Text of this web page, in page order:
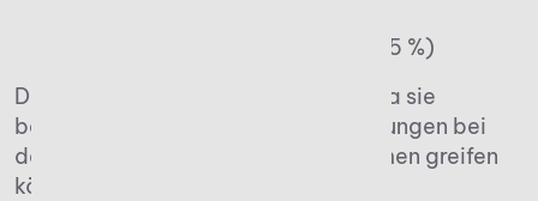
Kapitalgesellschaften (ab 25 %)
Die Abgrenzung ist entscheidend, da sie
bestimmt, ob steuerliche Verschonungen bei
der Erbschaftssteuer für Unternehmen greifen
können.